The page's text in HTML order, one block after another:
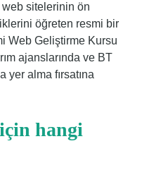
sitelerinin ön
öğreten resmi bir
Web Geliştirme Kursu
ajanslarında ve BT
yer alma fırsatına
hangi